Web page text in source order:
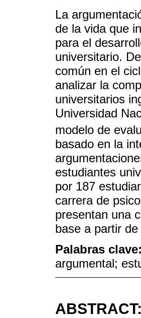
La
de la vida que
para el
universitario.
común en el
analizar la
universitarios
Universidad
modelo de
basado en la
estudiantes
por 187
carrera de
presentan una
base a partir
Palabras clave:
argumental;
ABSTRACT: